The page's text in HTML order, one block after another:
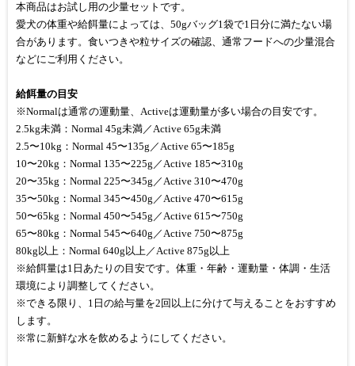
本商品はお試し用の少量セットです。
愛犬の体重や給餌量によっては、50gバッグ1袋で1日分に満たない場
合があります。食いつきや粒サイズの確認、通常フードへの少量混合
などにご利用ください。
給餌量の目安
※Normalは通常の運動量、Activeは運動量が多い場合の目安です。
2.5kg未満：Normal 45g未満／Active 65g未満
2.5〜10kg：Normal 45〜135g／Active 65〜185g
10〜20kg：Normal 135〜225g／Active 185〜310g
20〜35kg：Normal 225〜345g／Active 310〜470g
35〜50kg：Normal 345〜450g／Active 470〜615g
50〜65kg：Normal 450〜545g／Active 615〜750g
65〜80kg：Normal 545〜640g／Active 750〜875g
80kg以上：Normal 640g以上／Active 875g以上
※給餌量は1日あたりの目安です。体重・年齢・運動量・体調・生活
環境により調整してください。
※できる限り、1日の給与量を2回以上に分けて与えることをおすすめ
します。
※常に新鮮な水を飲めるようにしてください。